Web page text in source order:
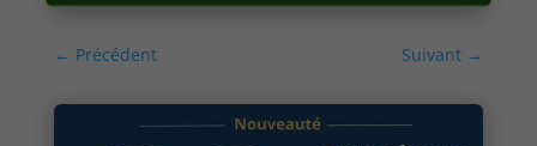
← Précédent Suivant →